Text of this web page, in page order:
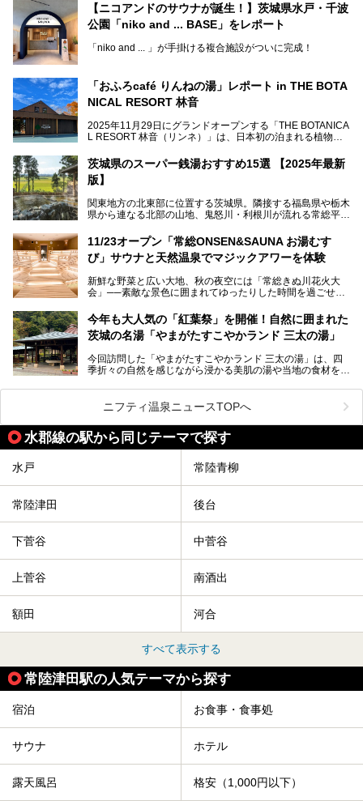
【ニコアンドのサウナが誕生！】茨城県水戸・千波
公園「niko and ... BASE」をレポート
「niko and ... 」が手掛ける複合施設がついに完成！
茨城県水戸・千波公園に2026年4月23日（木）待望のオー
プンを迎えます。
この記事では、オープンに先駆けプレス向けに行われた体験
施設を体験してきました！
「おふろcafé りんねの湯」レポート in THE BOTA
NICAL RESORT 林音
2025年11月29日にグランドオープンする「THE BOTANICA
L RESORT 林音（リンネ）」は、日本初の泊まれる植物
験型リゾートです。その中でも注目されているのが「おふろ
café りんねの湯」。内覧会に参加して、ひと足お先に体験
してきました。
茨城県のスーパー銭湯おすすめ15選 【2025年最新
版】
関東地方の北東部に位置する茨城県。隣接する福島県や栃木
県から連なる北部の山地、鬼怒川・利根川が流れる常総平野
に日立や大洗、鹿島など数々の漁港が並ぶ東部の太平洋岸
と、同じ県内でもさまざまな景色を見られるのが魅力です。
が特徴的。なかでもおすすめのスーパー銭湯をご紹介しま
す。
11/23オープン「常総ONSEN&SAUNA お湯むす
び」サウナと天然温泉でマジックアワーを体験
新鮮な野菜と広い大地、秋の夜空には「常総きぬ川花火大
会」──素敵な景色に囲まれてゆったりした時間を過ごせる
温浴施設「常総ONSEN&SAUNA お湯むすび」がオープンし
ます。
業施設の一角に構えられた店内では、関東最大級となる合計
10室のサウナと自家源泉温泉、高濃度炭酸泉を満喫でき、
今年も大人気の「紅葉祭」を開催！自然に囲まれた
茨城の名湯「やまがたすこやかランド 三太の湯」
今回訪問した「やまがたすこやかランド 三太の湯」は、四
季折々の自然を感じながら浸かる美肌の湯や当地の食材を使
紅葉シーズンを迎えた11月は、より多くの人に絶景入浴を
楽しんでもらえるよう、「紅葉祭」をはじめ、さまざまなサ
ービスやイベントが実施されます。
※2024年の紅葉祭は終了いたしました。
ニフティ温泉ニュースTOPへ
水郡線の駅から同じテーマで探す
水戸 常陸青柳
常陸津田 後台
下菅谷 中菅谷
上菅谷 南酒出
額田 河合
すべて表示する
常陸津田駅の人気テーマから探す
宿泊 お食事・食事処
サウナ ホテル
露天風呂 格安（1,000円以下）